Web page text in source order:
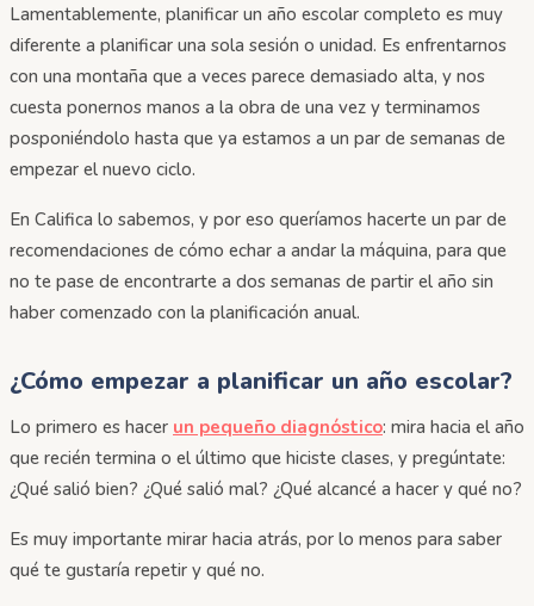
Lamentablemente, planificar un año escolar completo es muy
diferente a planificar una sola sesión o unidad. Es enfrentarnos
con una montaña que a veces parece demasiado alta, y nos
cuesta ponernos manos a la obra de una vez y terminamos
posponiéndolo hasta que ya estamos a un par de semanas de
empezar el nuevo ciclo.
En Califica lo sabemos, y por eso queríamos hacerte un par de
recomendaciones de cómo echar a andar la máquina, para que
no te pase de encontrarte a dos semanas de partir el año sin
haber comenzado con la planificación anual.
¿Cómo empezar a planificar un año escolar?
Lo primero es hacer un pequeño diagnóstico: mira hacia el año
que recién termina o el último que hiciste clases, y pregúntate:
¿Qué salió bien? ¿Qué salió mal? ¿Qué alcancé a hacer y qué no?
Es muy importante mirar hacia atrás, por lo menos para saber
qué te gustaría repetir y qué no.